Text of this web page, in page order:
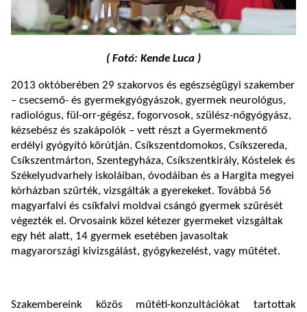
( Fotó: Kende Luca )
2013 októberében 29 szakorvos és egészségügyi szakember
– csecsemő- és gyermekgyógyászok, gyermek neurológus,
radiológus, fül-orr-gégész, fogorvosok, szülész-nőgyógyász,
kézsebész és szakápolók – vett részt a Gyermekmentő
erdélyi gyógyító körútján. Csíkszentdomokos, Csíkszereda,
Csíkszentmárton, Szentegyháza, Csíkszentkirály, Kóstelek és
Székelyudvarhely iskoláiban, óvodáiban és a Hargita megyei
kórházban szűrték, vizsgálták a gyerekeket. Továbbá 56
magyarfalvi és csíkfalvi moldvai csángó gyermek szűrését
végezték el. Orvosaink közel kétezer gyermeket vizsgáltak
egy hét alatt, 14 gyermek esetében javasoltak
magyarországi kivizsgálást, gyógykezelést, vagy műtétet.
Szakembereink közös műtéti-konzultációkat tartottak